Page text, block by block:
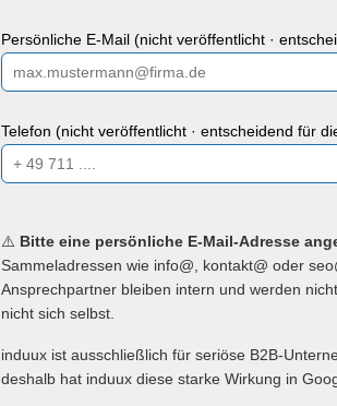
Persönliche E-Mail (nicht veröffentlicht ·
Telefon (nicht veröffentlicht · entscheidend für
⚠️ Bitte eine persönliche E-Mail-Adresse
Sammeladressen wie info@, kontakt@ oder
Ansprechpartner bleiben intern und werden
nicht sich selbst.
induux ist ausschließlich für seriöse B2B-
deshalb hat induux diese starke Wirkung in